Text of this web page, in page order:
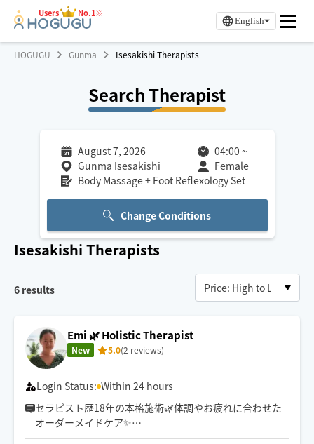
Users No.1※
English
HOGUGU Gunma Isesakishi Therapists
Search Therapist
August 7, 2026 04:00 ~
Gunma Isesakishi
Female
Body Massage + Foot Reflexology Set
Change Conditions
Isesakishi Therapists
6 results
Emi 🌿 Holistic Therapist
New 5.0(2 reviews)
Login Status: Within 24 hours
セラピスト歴18年の本格施術🌿体調やお疲れに合わせた
オーダーメイドケア✨